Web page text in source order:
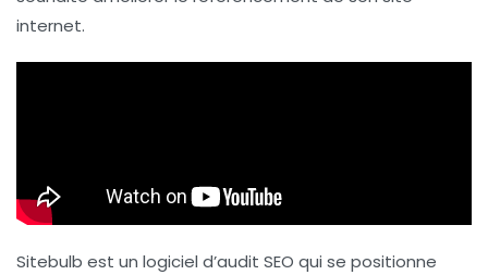
internet.
Sitebulb est un logiciel d’audit SEO qui se positionne